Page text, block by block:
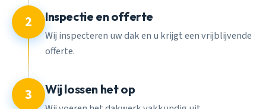
2 Inspectie en offerte
Wij inspecteren uw dak en u krijgt een vrijblijvende
offerte.
3 Wij lossen het op